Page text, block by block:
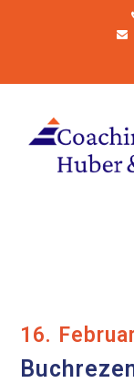
16.